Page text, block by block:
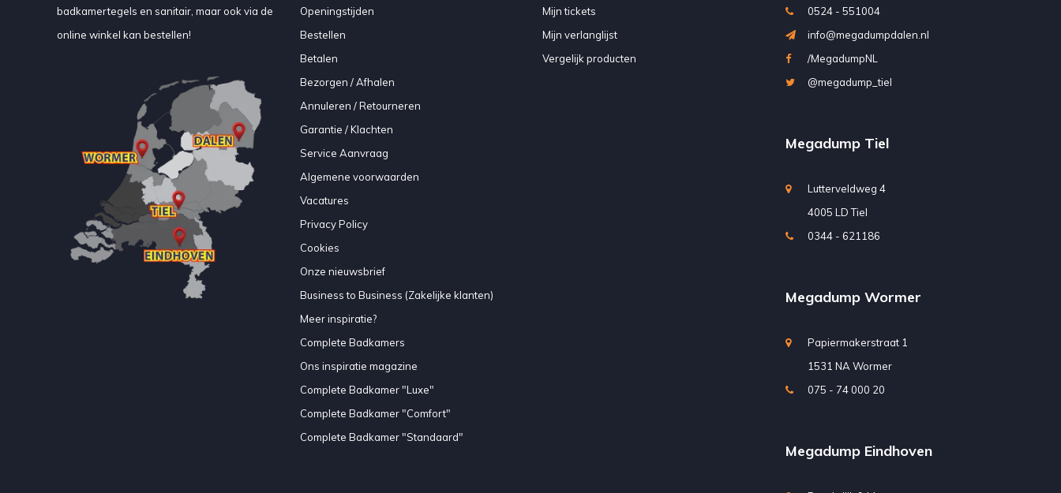
badkamertegels en sanitair, maar ook via de
online winkel kan bestellen!
Openingstijden
Bestellen
Betalen
Bezorgen / Afhalen
Annuleren / Retourneren
Garantie / Klachten
Service Aanvraag
Algemene voorwaarden
Vacatures
Privacy Policy
Cookies
Onze nieuwsbrief
Business to Business (Zakelijke klanten)
Meer inspiratie?
Complete Badkamers
Ons inspiratie magazine
Complete Badkamer "Luxe"
Complete Badkamer "Comfort"
Complete Badkamer "Standaard"
Mijn tickets
Mijn verlanglijst
Vergelijk producten
0524 - 551004
info@megadumpdalen.nl
/MegadumpNL
@megadump_tiel
Megadump Tiel
Lutterveldweg 4
4005 LD Tiel
0344 - 621186
Megadump Wormer
Papiermakerstraat 1
1531 NA Wormer
075 - 74 000 20
Megadump Eindhoven